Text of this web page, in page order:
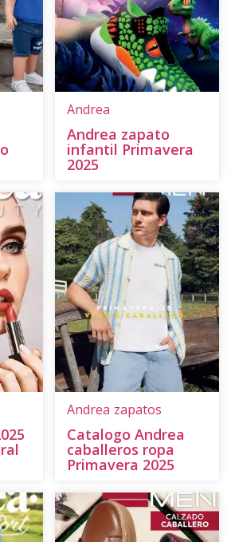
Andrea
Andrea zapato
infantil Primavera
2025
Andrea zapatos
Catalogo Andrea
caballeros ropa
Primavera 2025